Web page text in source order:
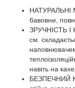
НАТУРАЛЬНІ
бавовни,
ЗРУЧНІСТЬ І
см.
навіть на
БЕЗПЕЧНИЙ